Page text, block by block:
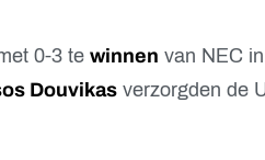
0-3 te winnen van NEC
Douvikasverzorgden de